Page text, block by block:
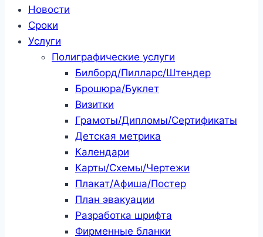
Новости
Сроки
Услуги
Полиграфические услуги
Билборд/Пилларс/Штендер
Брошюра/Буклет
Визитки
Грамоты/Дипломы/Сертификаты
Детская метрика
Календари
Карты/Схемы/Чертежи
Плакат/Афиша/Постер
План эвакуации
Разработка шрифта
Фирменные бланки